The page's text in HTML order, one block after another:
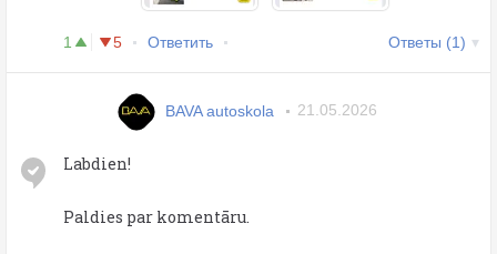
1 5 Ответить Ответы (1)
BAVA autoskola 21.05.2026
Labdien!
Paldies par komentāru.